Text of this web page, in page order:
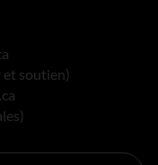
soutien)